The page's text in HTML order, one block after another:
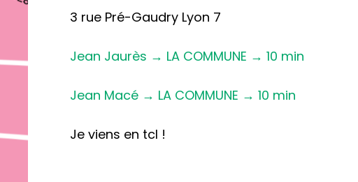
3 rue Pré-Gaudry Lyon 7
Jean Jaurès → LA COMMUNE → 10 min
Jean Macé → LA COMMUNE → 10 min
Je viens en tcl !